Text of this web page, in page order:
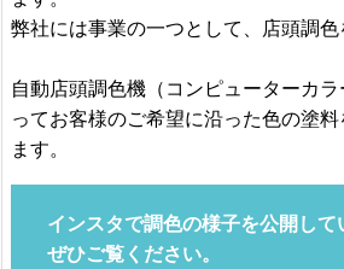
弊社には事業の一つとして、店頭調色
自動店頭調色機（コンピューターカ
ってお客様のご希望に沿った色の塗
ます。
インスタで調色の様子を公開して
ぜひご覧ください。